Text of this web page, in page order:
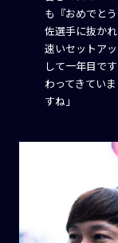
も『おめでと
佐選手に抜か
速いセットア
して一年目で
わってきてい
すね」